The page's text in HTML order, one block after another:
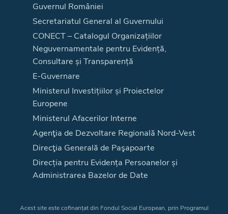
Guvernul României
Secretariatul General al Guvernului
CONECT – Catalogul Organizațiilor
Neguvernamentale pentru Evidență,
Consultare și Transparență
E-Guvernare
Ministerul Investițiilor și Proiectelor
Europene
Ministerul Afacerilor Interne
Agenţia de Dezvoltare Regională Nord-Vest
Direcţia Generală de Paşapoarte
Direcția pentru Evidența Persoanelor și
Administrarea Bazelor de Date
Acest site este cofinanțat din Fondul Social European, prin Programul